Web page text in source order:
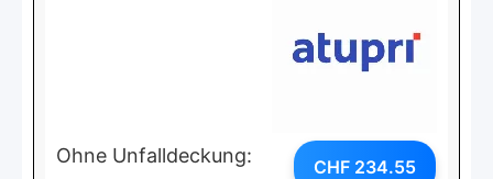
Ohne Unfalldeckung: CHF 234.55